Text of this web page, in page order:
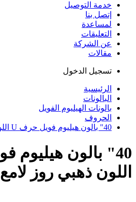
خدمة التوصيل
إتصل بنا
لمساعدة
التعليقات
عن الشركة
مقالات
تسجيل الدخول
الرئيسية
البالونات
بالونات الهيليوم الفويل
الحروف
40" بالون هيليوم فويل حرف U اللون ذهبي روز لامع
اللون ذهبي روز لامع